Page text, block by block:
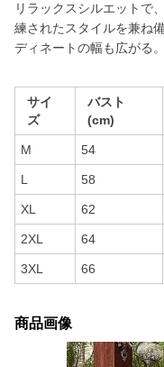
リラックスシルエットで
練されたスタイルを兼ね
ディネートの幅も広がる。
サイ
ズ
バスト
(cm)
M 54
L 58
XL 62
2XL 64
3XL 66
商品画像